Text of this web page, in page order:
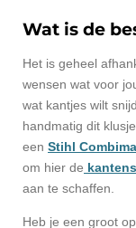
Wat is de
Het is geheel
wensen wat voor
wat kantjes wilt
handmatig dit
een Stihl
om hier de
aan te schaffen.
Heb je een groot